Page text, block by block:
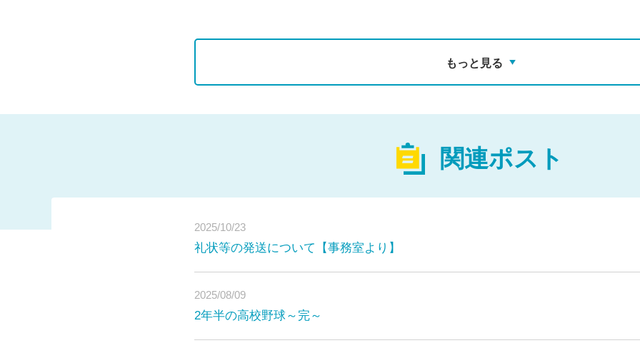
皆様のご支援をよろしくお願いし
もっと見る
関連ポスト
2025/10/23
礼状等の発送について【事務室より】
2025/08/09
2年半の高校野球～完～